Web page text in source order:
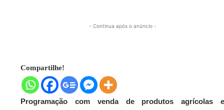
- Continua após o anúncio -
Compartilhe!
Programação com venda de produtos agrícolas e